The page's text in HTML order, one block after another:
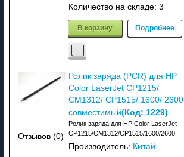
Количество на складе: 3
В корзину Подробнее
Отзывов (0)
Ролик заряда (PCR) для HP
Color LaserJet CP1215/
CM1312/ CP1515/ 1600/ 2600
совместимый(Код: 1229)
Ролик заряда для HP Color LaserJet
CP1215/CM1312/CP1515/1600/2600
Производитель: Китай